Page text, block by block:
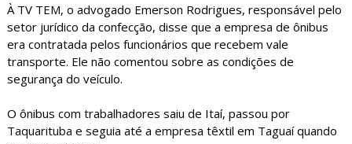
À TV TEM, o advogado Emerson Rodrigues, responsável pelo
setor jurídico da confecção, disse que a empresa de ônibus
era contratada pelos funcionários que recebem vale
transporte. Ele não comentou sobre as condições de
segurança do veículo.
O ônibus com trabalhadores saiu de Itaí, passou por
Taquarituba e seguia até a empresa têxtil em Taguaí quando